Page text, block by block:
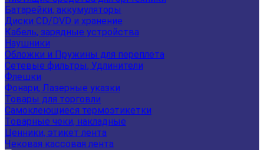
Батарейки, аккумуляторы
Диски CD/DVD и хранение
Кабель, зарядные устройства
Наушники
Обложки и Пружины для переплета
Сетевые фильтры, Удлинители
Флешки
Фонари, Лазерные указки
Товары для торговли
Самоклеющиеся термоэтикетки
Товарные чеки, накладные
Ценники, этикет лента
Чековая кассовая лента